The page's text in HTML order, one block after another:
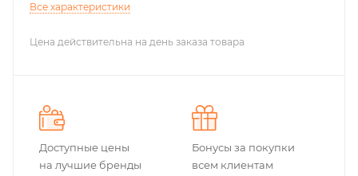
Все характеристики
Цена действительна на день заказа товара
Доступные цены
на лучшие бренды
Бонусы за покупки
всем клиентам